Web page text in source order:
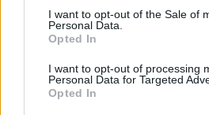
consent section.
I want to opt-out of the Sale of
Personal Data.
Opted In
I want to opt-out of processing
Personal Data for Targeted
Opted In
in Europa: classifica
pe…
Incendi, a San
l’inaugurazione